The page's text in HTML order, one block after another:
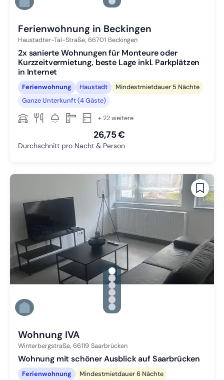
Zu Slide 6 wechseln
Ferienwohnung in Beckingen
Haustadter-Tal-Straße, 66701 Beckingen
2x sanierte Wohnungen für Monteure oder
Kurzzeitvermietung, beste Lage inkl. Parkplätzen
in Internet
Ferienwohnung Haustadt
Mindestmietdauer 5 Nächte
Ganze Unterkunft (4 Gäste)
+ 22 weitere
26,75 €
Durchschnitt pro Nacht & Person
gallery.slide_selector
Zu Slide 1 wechseln
Zu Slide 2 wechseln
Zu Slide 3 wechseln
Zu Slide 4 wechseln
Zu Slide 5 wechseln
Zu Slide 6 wechseln
Wohnung IVA
Winterbergstraße, 66119 Saarbrücken
Wohnung mit schöner Ausblick auf Saarbrücken
Ferienwohnung
Mindestmietdauer 6 Nächte